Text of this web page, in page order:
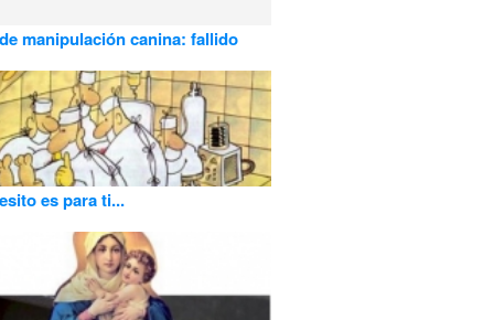
manipulación canina: fallido
es para ti...